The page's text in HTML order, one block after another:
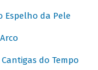
Espelho da Pele
Cantigas do Tempo